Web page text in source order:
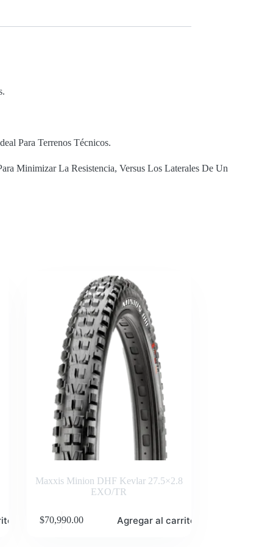
Para Terrenos Técnicos.
Minimizar La Resistencia, Versus Los Laterales De Un
Maxxis Minion DHF Kevlar 27.5×2.8
EXO/TR
$70,990.00 Agregar al carrito